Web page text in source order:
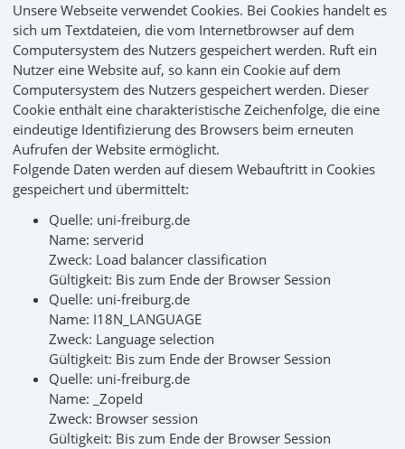
Unsere Webseite verwendet Cookies. Bei Cookies handelt es
sich um Textdateien, die vom Internetbrowser auf dem
Computersystem des Nutzers gespeichert werden. Ruft ein
Nutzer eine Website auf, so kann ein Cookie auf dem
Computersystem des Nutzers gespeichert werden. Dieser
Cookie enthält eine charakteristische Zeichenfolge, die eine
eindeutige Identifizierung des Browsers beim erneuten
Aufrufen der Website ermöglicht.
Folgende Daten werden auf diesem Webauftritt in Cookies
gespeichert und übermittelt:
Quelle: uni-freiburg.de
Name: serverid
Zweck: Load balancer classification
Gültigkeit: Bis zum Ende der Browser Session
Quelle: uni-freiburg.de
Name: I18N_LANGUAGE
Zweck: Language selection
Gültigkeit: Bis zum Ende der Browser Session
Quelle: uni-freiburg.de
Name: _ZopeId
Zweck: Browser session
Gültigkeit: Bis zum Ende der Browser Session